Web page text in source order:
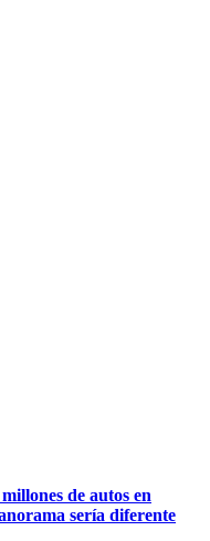
de autos en
sería diferente